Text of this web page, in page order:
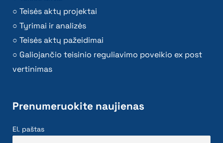
Teisės aktų projektai
Tyrimai ir analizės
Teisės aktų pažeidimai
Galiojančio teisinio reguliavimo poveikio ex post
vertinimas
Prenumeruokite naujienas
El. paštas